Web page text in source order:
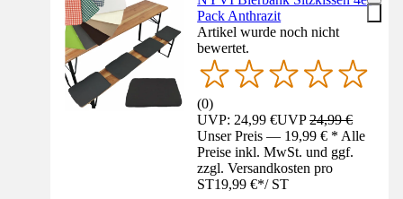
Pack Anthrazit
Artikel wurde noch nicht
bewertet.
(0)
UVP: 24,99 €UVP24,99 €
Unser Preis — 19,99 € * Alle
Preise inkl. MwSt. und ggf.
zzgl. Versandkosten pro
ST19,99 €*/ ST